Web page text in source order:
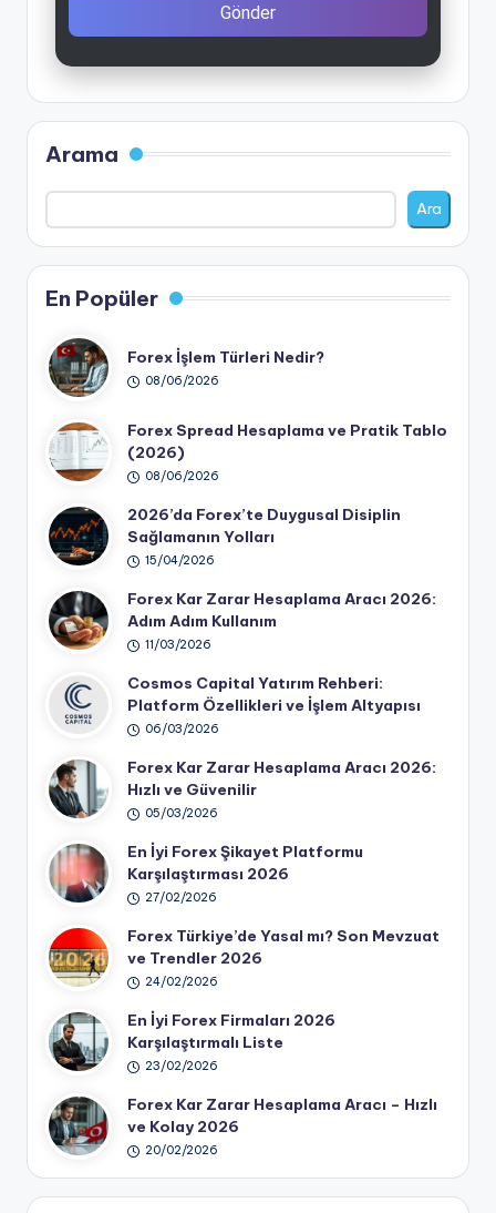
Gönder
Arama
Ara
En Popüler
Forex İşlem Türleri Nedir?
08/06/2026
Forex Spread Hesaplama ve Pratik Tablo
(2026)
08/06/2026
2026’da Forex’te Duygusal Disiplin
Sağlamanın Yolları
15/04/2026
Forex Kar Zarar Hesaplama Aracı 2026:
Adım Adım Kullanım
11/03/2026
Cosmos Capital Yatırım Rehberi:
Platform Özellikleri ve İşlem Altyapısı
06/03/2026
Forex Kar Zarar Hesaplama Aracı 2026:
Hızlı ve Güvenilir
05/03/2026
En İyi Forex Şikayet Platformu
Karşılaştırması 2026
27/02/2026
Forex Türkiye’de Yasal mı? Son Mevzuat
ve Trendler 2026
24/02/2026
En İyi Forex Firmaları 2026
Karşılaştırmalı Liste
23/02/2026
Forex Kar Zarar Hesaplama Aracı – Hızlı
ve Kolay 2026
20/02/2026